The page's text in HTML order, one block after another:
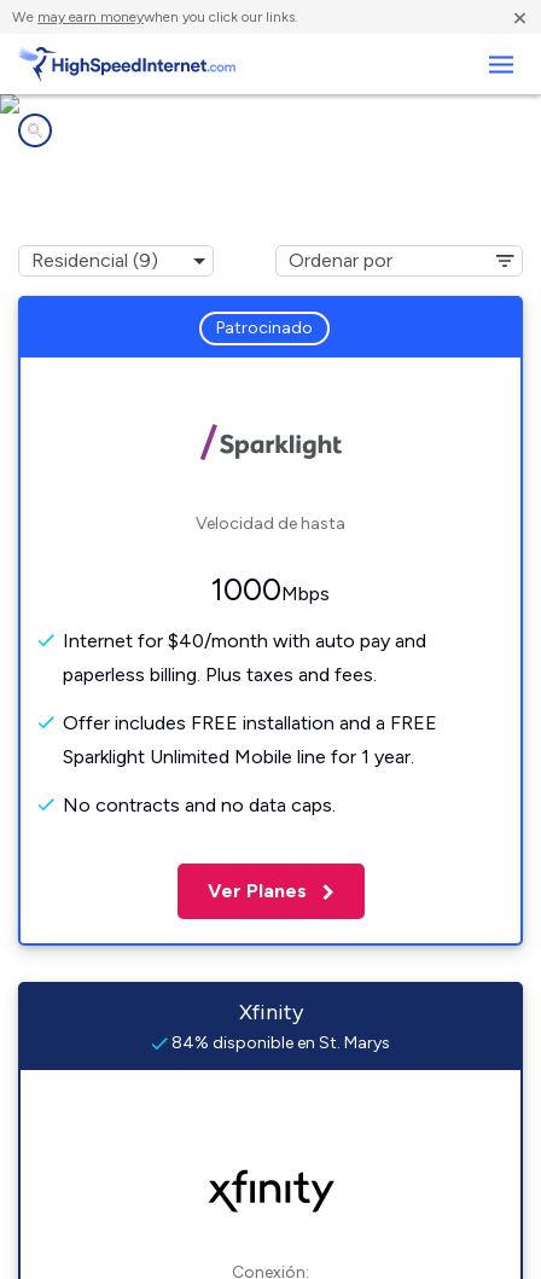
We may earn moneywhen you click our links. ×
Patrocinado
Velocidad de hasta
1000Mbps
Internet for $40/month with auto pay and
paperless billing. Plus taxes and fees.
Offer includes FREE installation and a FREE
Sparklight Unlimited Mobile line for 1 year.
No contracts and no data caps.
Ver Planes
Xfinity
84% disponible en St. Marys
Conexión: